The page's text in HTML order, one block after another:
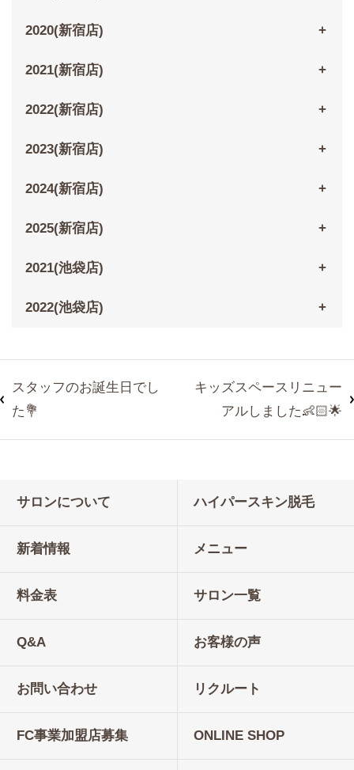
2020(新宿店)
2021(新宿店)
2022(新宿店)
2023(新宿店)
2024(新宿店)
2025(新宿店)
2021(池袋店)
2022(池袋店)
スタッフのお誕生日でし
た💐
キッズスペースリニュー
アルしました👶🏻🌟
サロンについて ハイパースキン脱毛
新着情報 メニュー
料金表 サロン一覧
Q&A お客様の声
お問い合わせ リクルート
FC事業加盟店募集 ONLINE SHOP